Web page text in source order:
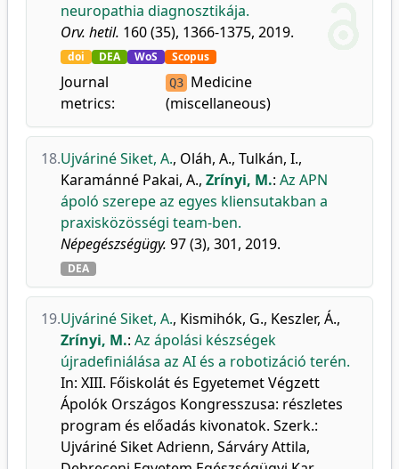
neuropathia diagnosztikája.
Orv. hetil. 160 (35), 1366-1375, 2019.
doi DEA WoS Scopus
Journal
metrics:
Q3 Medicine
(miscellaneous)
18.Ujváriné Siket, A., Oláh, A., Tulkán, I.,
Karamánné Pakai, A., Zrínyi, M.: Az APN
ápoló szerepe az egyes kliensutakban a
praxisközösségi team-ben.
Népegészségügy. 97 (3), 301, 2019.
DEA
19.Ujváriné Siket, A., Kismihók, G., Keszler, Á.,
Zrínyi, M.: Az ápolási készségek
újradefiniálása az AI és a robotizáció terén.
In: XIII. Főiskolát és Egyetemet Végzett
Ápolók Országos Kongresszusa: részletes
program és előadás kivonatok. Szerk.:
Ujváriné Siket Adrienn, Sárváry Attila,